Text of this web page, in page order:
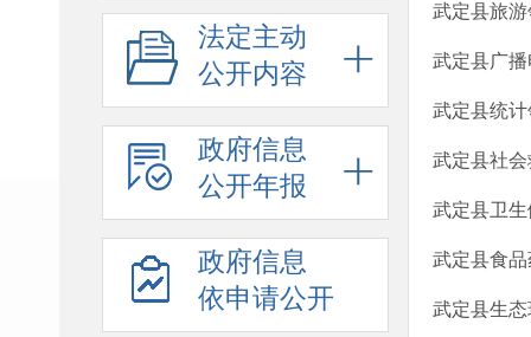
法定主动
公开内容
政府信息
公开年报
政府信息
依申请公开
武定县旅
武定县广
武定县统
武定县社
武定县卫
武定县食
武定县生